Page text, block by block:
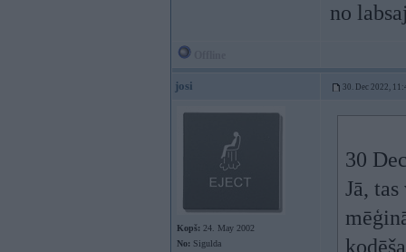
no
josi 30. Dec 2022,
Kopš: 24. May 2002
No: Sigulda
30
Jā,